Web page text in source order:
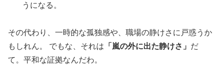
うになる。
その代わり、一時的な孤独感や、職場の静けさに戸惑うか
もしれん。 でもな、それは 「嵐の外に出た静けさ」 だ
て。平和な証拠なんだわ。